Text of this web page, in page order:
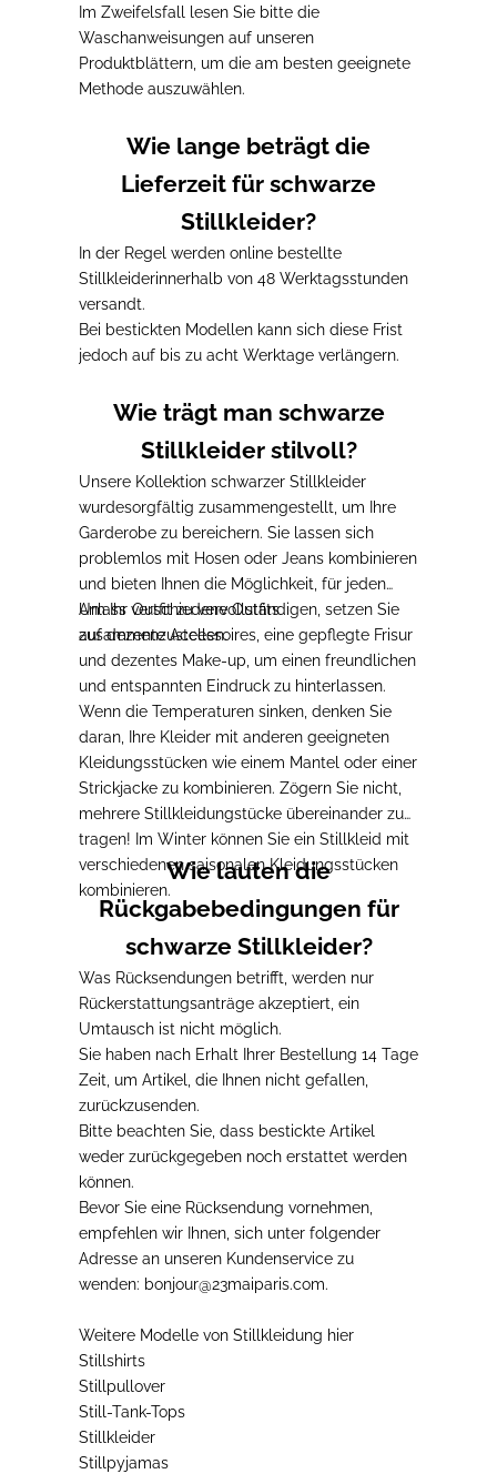
Im Zweifelsfall lesen Sie bitte die
Waschanweisungen auf unseren
Produktblättern, um die am besten geeignete
Methode auszuwählen.
Wie lange beträgt die
Lieferzeit für schwarze
Stillkleider?
In der Regel werden online bestellte
Stillkleiderinnerhalb von 48 Werktagsstunden
versandt.
Bei bestickten Modellen kann sich diese Frist
jedoch auf bis zu acht Werktage verlängern.
Wie trägt man schwarze
Stillkleider stilvoll?
Unsere Kollektion schwarzer Stillkleider
wurdesorgfältig zusammengestellt, um Ihre
Garderobe zu bereichern. Sie lassen sich
problemlos mit Hosen oder Jeans kombinieren
und bieten Ihnen die Möglichkeit, für jeden
Anlass verschiedene Outfits
zusammenzustellen.
Um Ihr Outfit zu vervollständigen, setzen Sie
auf dezente Accessoires, eine gepflegte Frisur
und dezentes Make-up, um einen freundlichen
und entspannten Eindruck zu hinterlassen.
Wenn die Temperaturen sinken, denken Sie
daran, Ihre Kleider mit anderen geeigneten
Kleidungsstücken wie einem Mantel oder einer
Strickjacke zu kombinieren. Zögern Sie nicht,
mehrere Stillkleidungstücke übereinander zu
tragen! Im Winter können Sie ein Stillkleid mit
verschiedenen saisonalen Kleidungsstücken
kombinieren.
Wie lauten die
Rückgabebedingungen für
schwarze Stillkleider?
Was Rücksendungen betrifft, werden nur
Rückerstattungsanträge akzeptiert, ein
Umtausch ist nicht möglich.
Sie haben nach Erhalt Ihrer Bestellung 14 Tage
Zeit, um Artikel, die Ihnen nicht gefallen,
zurückzusenden.
Bitte beachten Sie, dass bestickte Artikel
weder zurückgegeben noch erstattet werden
können.
Bevor Sie eine Rücksendung vornehmen,
empfehlen wir Ihnen, sich unter folgender
Adresse an unseren Kundenservice zu
wenden: bonjour@23maiparis.com.
Weitere Modelle von Stillkleidung hier
Stillshirts
Stillpullover
Still-Tank-Tops
Stillkleider
Stillpyjamas